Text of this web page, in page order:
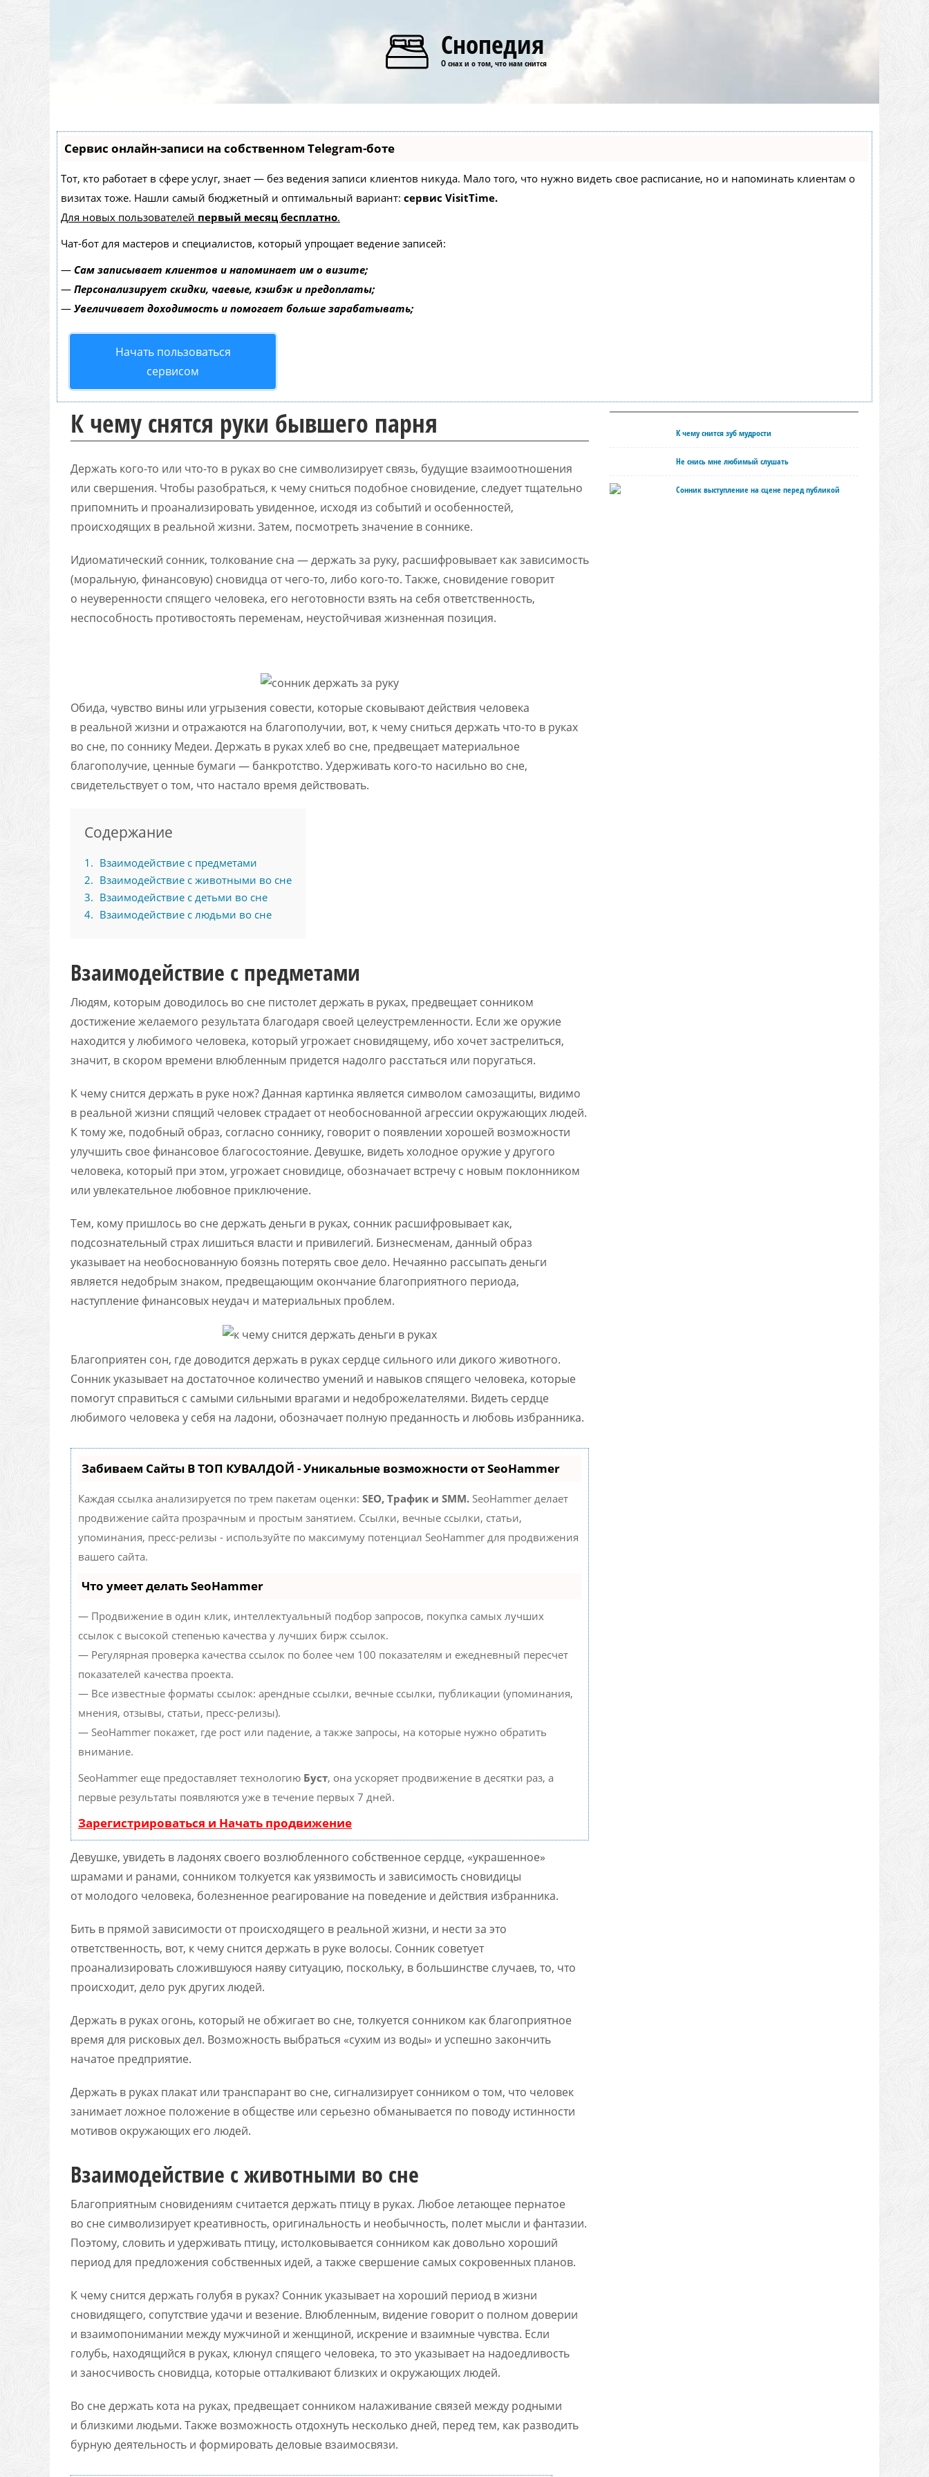
Снопедия
О снах и о том, что нам снится
Сервис онлайн-записи на собственном Telegram-боте
Тот, кто работает в сфере услуг, знает — без ведения записи клиентов никуда. Мало того, что нужно видеть свое расписание, но и напоминать клиентам о
визитах тоже. Нашли самый бюджетный и оптимальный вариант: сервис VisitTime.
Для новых пользователей первый месяц бесплатно.
Чат-бот для мастеров и специалистов, который упрощает ведение записей:
— Сам записывает клиентов и напоминает им о визите;
— Персонализирует скидки, чаевые, кэшбэк и предоплаты;
— Увеличивает доходимость и помогает больше зарабатывать;
Начать пользоваться
сервисом
К чему снятся руки бывшего парня
Держать кого-то или что-то в руках во сне символизирует связь, будущие взаимоотношения
или свершения. Чтобы разобраться, к чему сниться подобное сновидение, следует тщательно
припомнить и проанализировать увиденное, исходя из событий и особенностей,
происходящих в реальной жизни. Затем, посмотреть значение в соннике.
Идиоматический сонник, толкование сна — держать за руку, расшифровывает как зависимость
(моральную, финансовую) сновидца от чего-то, либо кого-то. Также, сновидение говорит
о неуверенности спящего человека, его неготовности взять на себя ответственность,
неспособность противостоять переменам, неустойчивая жизненная позиция.
Обида, чувство вины или угрызения совести, которые сковывают действия человека
в реальной жизни и отражаются на благополучии, вот, к чему сниться держать что-то в руках
во сне, по соннику Медеи. Держать в руках хлеб во сне, предвещает материальное
благополучие, ценные бумаги — банкротство. Удерживать кого-то насильно во сне,
свидетельствует о том, что настало время действовать.
Содержание
1
Взаимодействие с предметами
2
Взаимодействие с животными во сне
3
Взаимодействие с детьми во сне
4
Взаимодействие с людьми во сне
Взаимодействие с предметами
Людям, которым доводилось во сне пистолет держать в руках, предвещает сонником
достижение желаемого результата благодаря своей целеустремленности. Если же оружие
находится у любимого человека, который угрожает сновидящему, ибо хочет застрелиться,
значит, в скором времени влюбленным придется надолго расстаться или поругаться.
К чему снится держать в руке нож? Данная картинка является символом самозащиты, видимо
в реальной жизни спящий человек страдает от необоснованной агрессии окружающих людей.
К тому же, подобный образ, согласно соннику, говорит о появлении хорошей возможности
улучшить свое финансовое благосостояние. Девушке, видеть холодное оружие у другого
человека, который при этом, угрожает сновидице, обозначает встречу с новым поклонником
или увлекательное любовное приключение.
Тем, кому пришлось во сне держать деньги в руках, сонник расшифровывает как,
подсознательный страх лишиться власти и привилегий. Бизнесменам, данный образ
указывает на необоснованную боязнь потерять свое дело. Нечаянно рассыпать деньги
является недобрым знаком, предвещающим окончание благоприятного периода,
наступление финансовых неудач и материальных проблем.
Благоприятен сон, где доводится держать в руках сердце сильного или дикого животного.
Сонник указывает на достаточное количество умений и навыков спящего человека, которые
помогут справиться с самыми сильными врагами и недоброжелателями. Видеть сердце
любимого человека у себя на ладони, обозначает полную преданность и любовь избранника.
Забиваем Сайты В ТОП КУВАЛДОЙ - Уникальные возможности от SeoHammer
Каждая ссылка анализируется по трем пакетам оценки: SEO, Трафик и SMM. SeoHammer делает
продвижение сайта прозрачным и простым занятием. Ссылки, вечные ссылки, статьи,
упоминания, пресс-релизы - используйте по максимуму потенциал SeoHammer для продвижения
вашего сайта.
Что умеет делать SeoHammer
— Продвижение в один клик, интеллектуальный подбор запросов, покупка самых лучших
ссылок с высокой степенью качества у лучших бирж ссылок.
— Регулярная проверка качества ссылок по более чем 100 показателям и ежедневный пересчет
показателей качества проекта.
— Все известные форматы ссылок: арендные ссылки, вечные ссылки, публикации (упоминания,
мнения, отзывы, статьи, пресс-релизы).
— SeoHammer покажет, где рост или падение, а также запросы, на которые нужно обратить
внимание.
SeoHammer еще предоставляет технологию Буст, она ускоряет продвижение в десятки раз, а
первые результаты появляются уже в течение первых 7 дней.
Зарегистрироваться и Начать продвижение
Девушке, увидеть в ладонях своего возлюбленного собственное сердце, «украшенное»
шрамами и ранами, сонником толкуется как уязвимость и зависимость сновидицы
от молодого человека, болезненное реагирование на поведение и действия избранника.
Бить в прямой зависимости от происходящего в реальной жизни, и нести за это
ответственность, вот, к чему снится держать в руке волосы. Сонник советует
проанализировать сложившуюся наяву ситуацию, поскольку, в большинстве случаев, то, что
происходит, дело рук других людей.
Держать в руках огонь, который не обжигает во сне, толкуется сонником как благоприятное
время для рисковых дел. Возможность выбраться «сухим из воды» и успешно закончить
начатое предприятие.
Держать в руках плакат или транспарант во сне, сигнализирует сонником о том, что человек
занимает ложное положение в обществе или серьезно обманывается по поводу истинности
мотивов окружающих его людей.
Взаимодействие с животными во сне
Благоприятным сновидениям считается держать птицу в руках. Любое летающее пернатое
во сне символизирует креативность, оригинальность и необычность, полет мысли и фантазии.
Поэтому, словить и удерживать птицу, истолковывается сонником как довольно хороший
период для предложения собственных идей, а также свершение самых сокровенных планов.
К чему снится держать голубя в руках? Сонник указывает на хороший период в жизни
сновидящего, сопутствие удачи и везение. Влюбленным, видение говорит о полном доверии
и взаимопонимании между мужчиной и женщиной, искрение и взаимные чувства. Если
голубь, находящийся в руках, клюнул спящего человека, то это указывает на надоедливость
и заносчивость сновидца, которые отталкивают близких и окружающих людей.
Во сне держать кота на руках, предвещает сонником налаживание связей между родными
и близкими людьми. Также возможность отдохнуть несколько дней, перед тем, как разводить
бурную деятельность и формировать деловые взаимосвязи.
К чему снится зуб мудрости
Не снись мне любимый слушать
Сонник выступление на сцене перед публикой